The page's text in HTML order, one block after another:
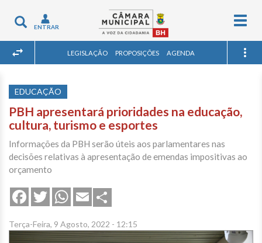
Toggle
navigation
ENTRAR
LEGISLAÇÃO PROPOSIÇÕES AGENDA
EDUCAÇÃO
PBH apresentará prioridades na educação,
cultura, turismo e esportes
Informações da PBH serão úteis aos parlamentares nas
decisões relativas à apresentação de emendas impositivas ao
orçamento
FacebookTwitterWhatsApp
Email
Terça-Feira, 9 Agosto, 2022 - 12:15